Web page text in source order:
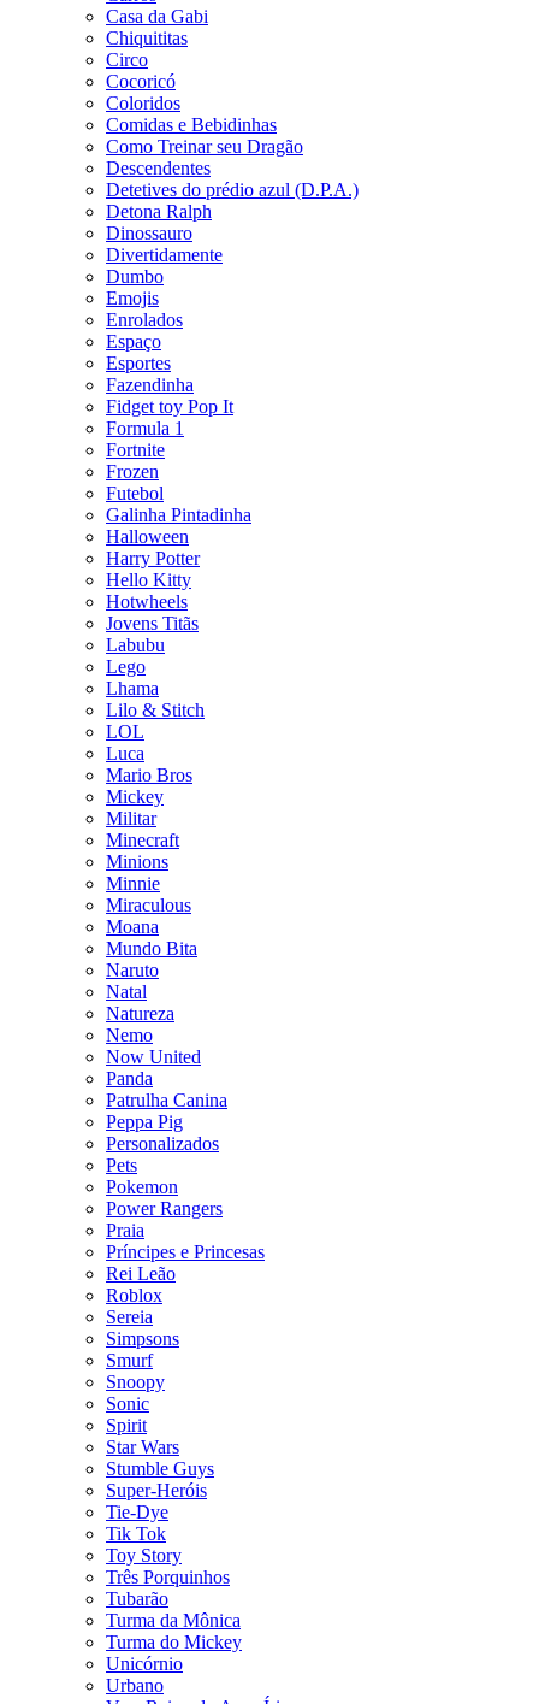
Casa da Gabi
Chiquititas
Circo
Cocoricó
Coloridos
Comidas e Bebidinhas
Como Treinar seu Dragão
Descendentes
Detetives do prédio azul (D.P.A.)
Detona Ralph
Dinossauro
Divertidamente
Dumbo
Emojis
Enrolados
Espaço
Esportes
Fazendinha
Fidget toy Pop It
Formula 1
Fortnite
Frozen
Futebol
Galinha Pintadinha
Halloween
Harry Potter
Hello Kitty
Hotwheels
Jovens Titãs
Labubu
Lego
Lhama
Lilo & Stitch
LOL
Luca
Mario Bros
Mickey
Militar
Minecraft
Minions
Minnie
Miraculous
Moana
Mundo Bita
Naruto
Natal
Natureza
Nemo
Now United
Panda
Patrulha Canina
Peppa Pig
Personalizados
Pets
Pokemon
Power Rangers
Praia
Príncipes e Princesas
Rei Leão
Roblox
Sereia
Simpsons
Smurf
Snoopy
Sonic
Spirit
Star Wars
Stumble Guys
Super-Heróis
Tie-Dye
Tik Tok
Toy Story
Três Porquinhos
Tubarão
Turma da Mônica
Turma do Mickey
Unicórnio
Urbano